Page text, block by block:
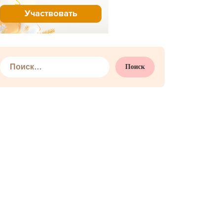
Найти: